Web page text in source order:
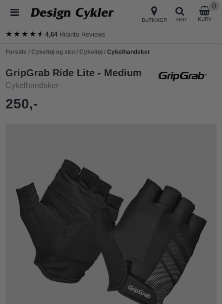
BUTIKKER SØG KURV
0
★★★★★
★★★★★4,64 Rilanto Reviews
Forside /Cykeltøj og sko /Cykeltøj /Cykelhandsker
GripGrab Ride Lite - Medium
Cykelhandsker
250,-